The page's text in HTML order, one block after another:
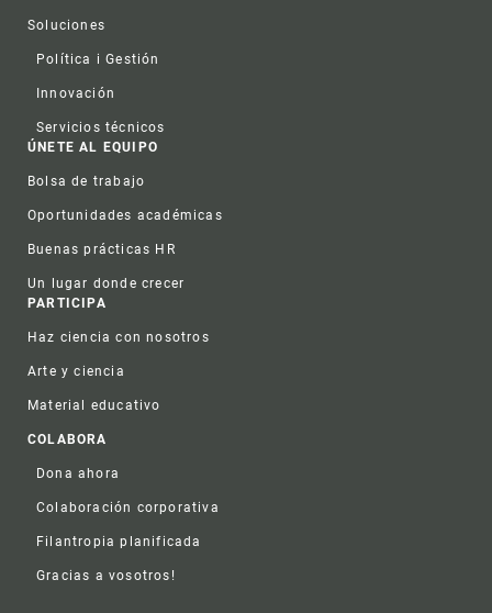
Soluciones
Política i Gestión
Innovación
Servicios técnicos
ÚNETE AL EQUIPO
Bolsa de trabajo
Oportunidades académicas
Buenas prácticas HR
Un lugar donde crecer
PARTICIPA
Haz ciencia con nosotros
Arte y ciencia
Material educativo
COLABORA
Dona ahora
Colaboración corporativa
Filantropia planificada
Gracias a vosotros!